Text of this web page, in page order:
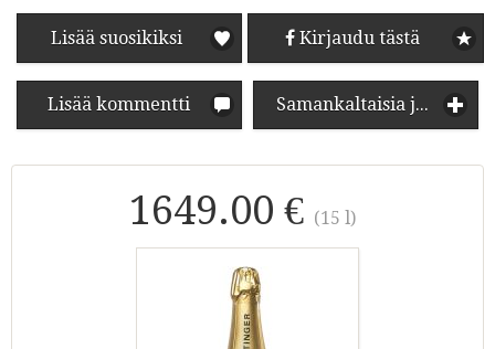
Lisää suosikiksi Kirjaudu tästä
Lisää kommentti Samankaltaisia juomia
1649.00 € (15 l)